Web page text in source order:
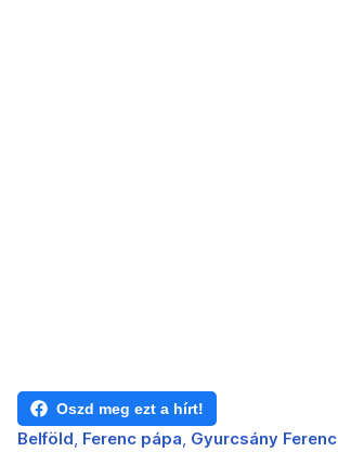
Oszd meg ezt a hírt!
Belföld Ferenc pápa Gyurcsány Ferenc